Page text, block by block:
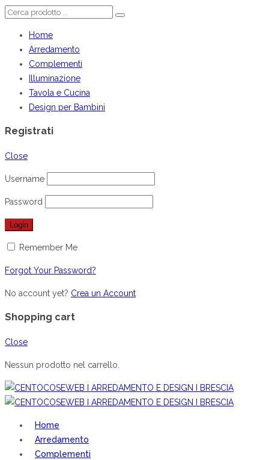
Home
Arredamento
Complementi
Illuminazione
Tavola e Cucina
Design per Bambini
Registrati
Close
Username
Password
Remember Me
Forgot Your Password?
No account yet? Crea un Account
Shopping cart
Close
Nessun prodotto nel carrello.
Home
Arredamento
Complementi